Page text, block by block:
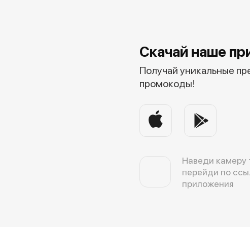
Скачай наше
Получай уникальные
промокоды!
Наведи камеру
перейди по
приложения